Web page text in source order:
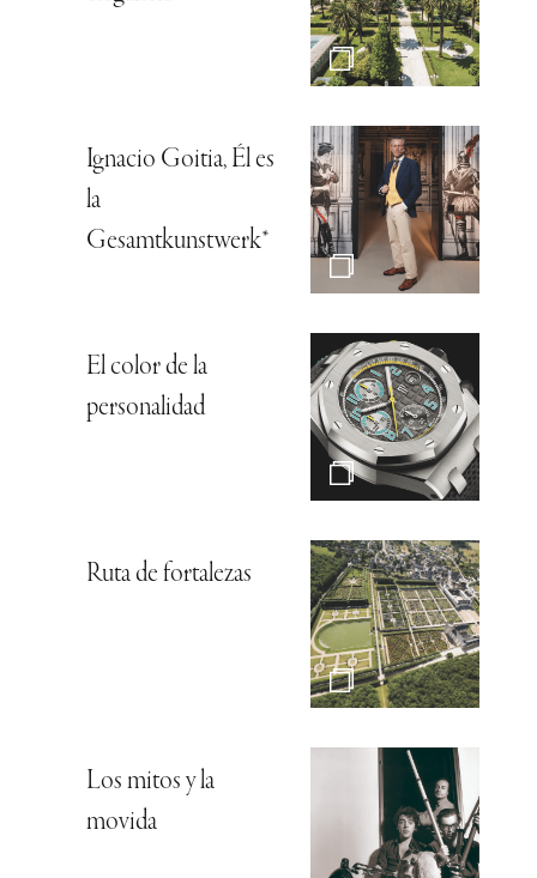
Ignacio Goitia, Él es
la
Gesamtkunstwerk*
El color de la
personalidad
Ruta de fortalezas
Los mitos y la
movida